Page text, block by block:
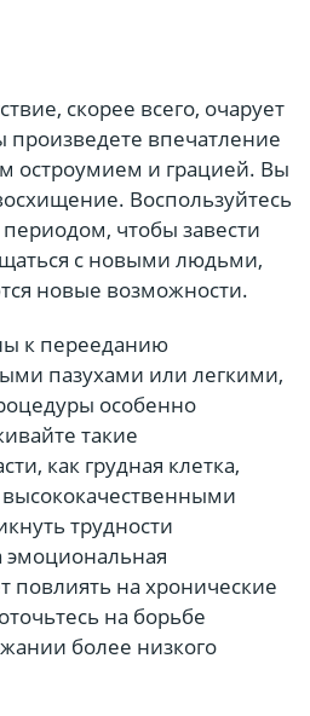
скорее всего, очарует
впечатление
остроумием и грацией. Вы
Воспользуйтесь
чтобы завести
с новыми людьми,
новые возможности.
к перееданию
пазухами или легкими,
особенно
такие
как грудная клетка,
трудности
эмоциональная
повлиять на хронические
на борьбе
более низкого